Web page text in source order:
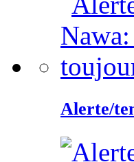
Alerte/